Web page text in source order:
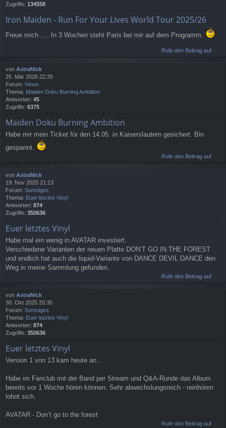
Zugriffe: 134558
Iron Maiden - Run For Your Lives World Tour 2025/26
Freue mich …. In 3 Wochen steht Paris bei mir auf dem Programm.
Rufe den Beitrag auf
von AstraNick
25. Mär 2026 22:35
Forum: News
Thema: Maiden Doku Burning Ambition
Antworten: 45
Zugriffe: 6375
Maiden Doku Burning Ambition
Habe mir mein Ticket für den 14.05. in Kaiserslautern gesichert. Bin
gespannt.
Rufe den Beitrag auf
von AstraNick
19. Nov 2025 21:13
Forum: Sonstiges
Thema: Euer letztes Vinyl
Antworten: 874
Zugriffe: 350636
Euer letztes Vinyl
Habe mal ein wenig in AVATAR investiert.
Verschiedene Varianten der neuen Platte DON‘T GO IN THE FOREST
und endlich hat auch die liquid-Variante von DANCE DEVIL DANCE den
Weg in meine Sammlung gefunden.
Rufe den Beitrag auf
von AstraNick
30. Okt 2025 20:35
Forum: Sonstiges
Thema: Euer letztes Vinyl
Antworten: 874
Zugriffe: 350636
Euer letztes Vinyl
Version 1 von 13 kam heute an…
Habe im Fanclub mit der Band per Stream und Q&A-Runde das Album
bereits vor 1 Woche hören können. Sehr abwechslungsreich - reinhören
lohnt sich.
AVATAR - Don’t go to the forest
Rufe den Beitrag auf